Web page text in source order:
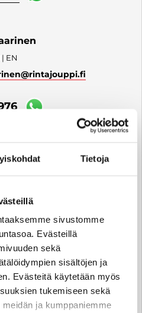
Tietoja
sivustomme
Evästeillä
sekä
sisältöjen ja
Evästeitä käytetään myös
tukemiseen sekä
ja kumppaniemme
EN
@rintajouppi.fi
@rintajouppi.fi